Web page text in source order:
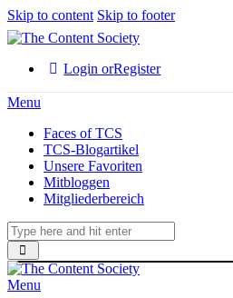
Skip to content Skip to footer
Login orRegister
Menu
Faces of TCS
TCS-Blogartikel
Unsere Favoriten
Mitbloggen
Mitgliederbereich
Menu